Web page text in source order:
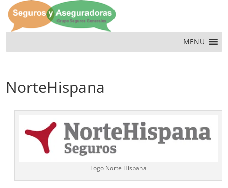
MENU
NorteHispana
Logo Norte Hispana